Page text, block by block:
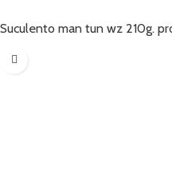
Suculento man tun wz 210g.